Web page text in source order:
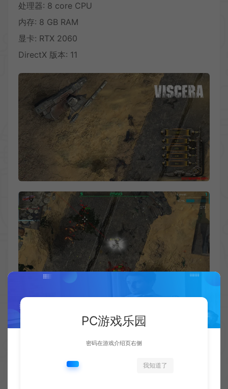
处理器: 8 core CPU
内存: 8 GB RAM
显卡: RTX 2060
DirectX 版本: 11
PC游戏乐园
密码在游戏介绍页右侧
我知道了